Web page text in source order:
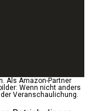
Als Amazon-Partner
Wenn nicht anders
Veranschaulichung.